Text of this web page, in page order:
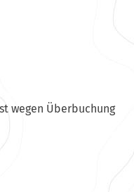
wegen Überbuchung